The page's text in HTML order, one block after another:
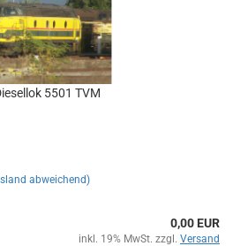
5501 TVM
abweichend)
0,00 EUR
inkl. 19% MwSt. zzgl. Versand